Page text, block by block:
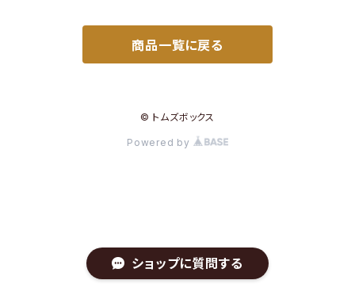
ショップに質問する
商品一覧に戻る
© トムズボックス
Powered by